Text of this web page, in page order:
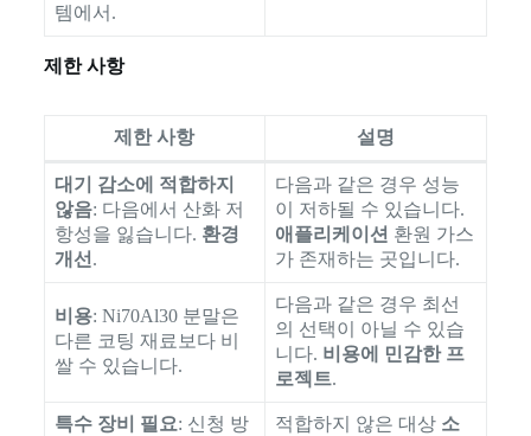
템에서.
제한 사항
제한 사항 설명
대기 감소에 적합하지
않음: 다음에서 산화 저
항성을 잃습니다. 환경
개선 .
다음과 같은 경우 성능
이 저하될 수 있습니다.
애플리케이션 환원 가스
가 존재하는 곳입니다.
비용: Ni70Al30 분말은
다른 코팅 재료보다 비
쌀 수 있습니다.
다음과 같은 경우 최선
의 선택이 아닐 수 있습
니다. 비용에 민감한 프
로젝트.
특수 장비 필요: 신청 방
적합하지 않은 대상 소